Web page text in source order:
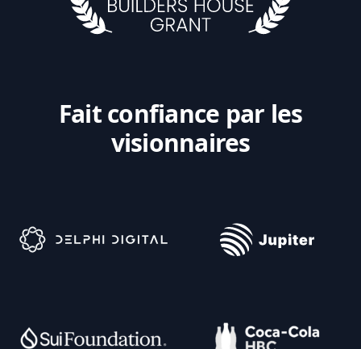
Fait confiance par les
visionnaires